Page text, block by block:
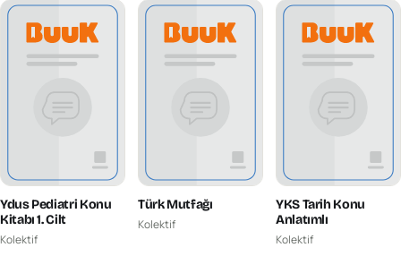
Ydus Pediatri Konu
Kitabı 1. Cilt
Kolektif
Türk Mutfağı
Kolektif
YKS Tarih Konu
Anlatımlı
Kolektif